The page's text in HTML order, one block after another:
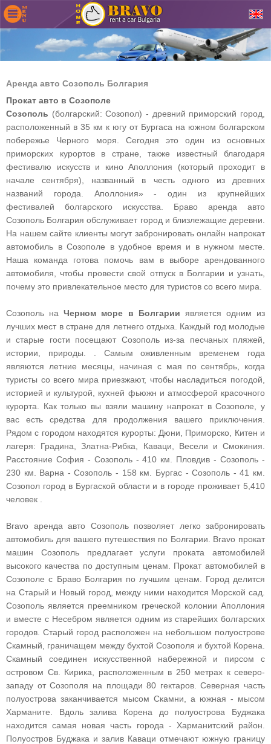
Аренда авто Созополь Болгария
Прокат авто в Созополе
Созополь (болгарский: Созопол) - древний приморский город,
расположенный в 35 км к югу от Бургаса на южном болгарском
побережье Черного моря. Сегодня это один из основных
приморских курортов в стране, также известный благодаря
фестивалю искусств и кино Аполлония (который проходит в
начале сентября), названный в честь одного из древних
названий города. Аполлония» - один из крупнейших
фестивалей болгарского искусства. Браво аренда авто
Созополь Болгария обслуживает город и близлежащие деревни.
На нашем сайте клиенты могут забронировать онлайн напрокат
автомобиль в Созополе в удобное время и в нужном месте.
Наша команда готова помочь вам в выборе арендованного
автомобиля, чтобы провести свой отпуск в Болгарии и узнать,
почему это привлекательное место для туристов со всего мира.
Созополь наЧерном море в Болгарии является одним из
лучших мест в стране для летнего отдыха. Каждый год молодые
и старые гости посещают Созополь из-за песчаных пляжей,
истории, природы. . Самым оживленным временем года
являются летние месяцы, начиная с мая по сентябрь, когда
туристы со всего мира приезжают, чтобы насладиться погодой,
историей и культурой, кухней фьюжн и атмосферой красочного
курорта. Как только вы взяли машину напрокат в Созополе, у
вас есть средства для продолжения вашего приключения.
Рядом с городом находятся курорты: Дюни, Приморско, Китен и
лагеря: Градина, Златна-Рибка, Каваци, Весели и Смокиния.
Расстояние София - Созополь - 410 км. Пловдив - Созополь -
230 км. Варна - Созополь - 158 км. Бургас - Созополь - 41 км.
Созопол город в Бургаской области и в городе проживает 5,410
человек .
Bravo аренда авто Созополь позволяет легко забронировать
автомобиль для вашего путешествия по Болгарии. Bravo прокат
машин Созополь предлагает услуги проката автомобилей
высокого качества по доступным ценам. Прокат автомобилей в
Созополе с Браво Болгария по лучшим ценам. Город делится
на Старый и Новый город, между ними находится Морской сад.
Созополь является преемником греческой колонии Аполлония
и вместе с Несебром является одним из старейших болгарских
городов. Старый город расположен на небольшом полуострове
Скамный, граничащем между бухтой Созополя и бухтой Корена.
Скамный соединен искусственной набережной и пирсом с
островом Св. Кирика, расположенным в 250 метрах к северо-
западу от Созополя на площади 80 гектаров. Северная часть
полуострова заканчивается мысом Скамни, а южная - мысом
Харманите. Вдоль залива Корена до полуострова Буджака
находится самая новая часть города - Харманитский район.
Полуостров Буджака и залив Каваци отмечают южную границу